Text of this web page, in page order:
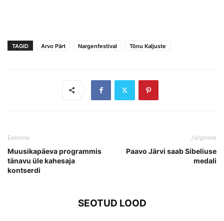
TAGID Arvo Pärt Nargenfestival Tõnu Kaljuste
Eelmine
Muusikapäeva programmis
tänavu üle kahesaja
kontserdi
Järgmine
Paavo Järvi saab Sibeliuse
medali
SEOTUD LOOD